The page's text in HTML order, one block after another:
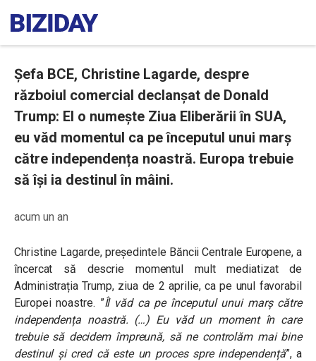
Șefa BCE, Christine Lagarde, despre
războiul comercial declanșat de Donald
Trump: El o numește Ziua Eliberării în SUA,
eu văd momentul ca pe începutul unui marș
către independența noastră. Europa trebuie
să își ia destinul în mâini.
acum un an
Christine Lagarde, președintele Băncii Centrale Europene, a
încercat să descrie momentul mult mediatizat de
Administrația Trump, ziua de 2 aprilie, ca pe unul favorabil
Europei noastre. ”Îl văd ca pe începutul unui marș către
independența noastră. (…) Eu văd un moment în care
trebuie să decidem împreună, să ne controlăm mai bine
destinul și cred că este un proces spre independență”, a